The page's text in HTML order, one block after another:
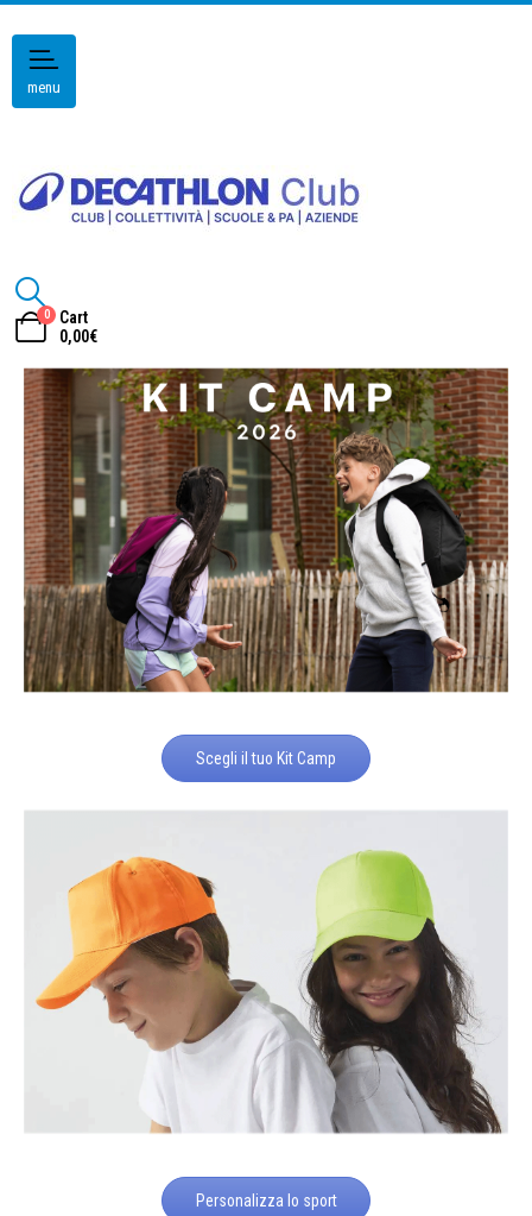
menu
0
Cart
0,00€
Scegli il tuo Kit Camp
Personalizza lo sport